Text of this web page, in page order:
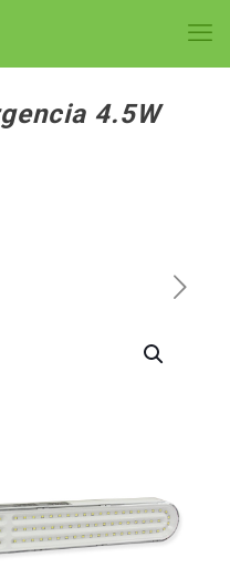
4.5W